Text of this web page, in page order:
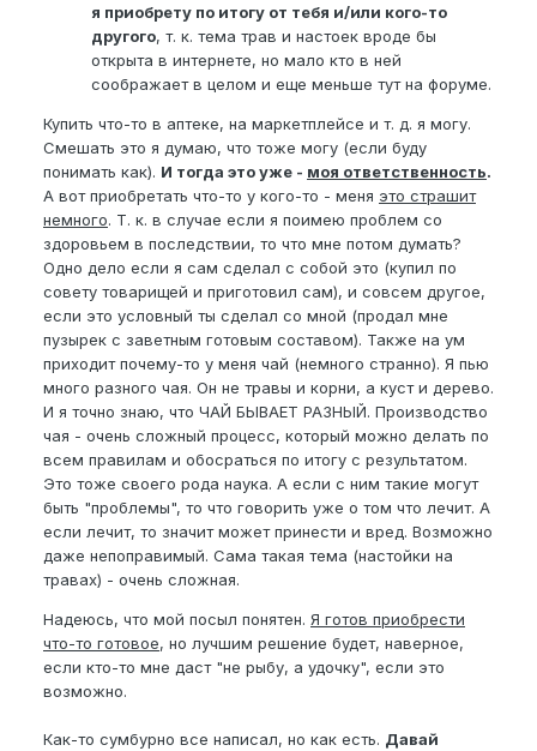
я приобрету по итогу от тебя и/или кого-то
другого, т. к. тема трав и настоек вроде бы
открыта в интернете, но мало кто в ней
соображает в целом и еще меньше тут на форуме.
Купить что-то в аптеке, на маркетплейсе и т. д. я могу.
Смешать это я думаю, что тоже могу (если буду
понимать как). И тогда это уже - моя ответственность.
А вот приобретать что-то у кого-то - меня это страшит
немного. Т. к. в случае если я поимею проблем со
здоровьем в последствии, то что мне потом думать?
Одно дело если я сам сделал с собой это (купил по
совету товарищей и приготовил сам), и совсем другое,
если это условный ты сделал со мной (продал мне
пузырек с заветным готовым составом). Также на ум
приходит почему-то у меня чай (немного странно). Я пью
много разного чая. Он не травы и корни, а куст и дерево.
И я точно знаю, что ЧАЙ БЫВАЕТ РАЗНЫЙ. Производство
чая - очень сложный процесс, который можно делать по
всем правилам и обосраться по итогу с результатом.
Это тоже своего рода наука. А если с ним такие могут
быть "проблемы", то что говорить уже о том что лечит. А
если лечит, то значит может принести и вред. Возможно
даже непоправимый. Сама такая тема (настойки на
травах) - очень сложная.
Надеюсь, что мой посыл понятен. Я готов приобрести
что-то готовое, но лучшим решение будет, наверное,
если кто-то мне даст "не рыбу, а удочку", если это
возможно.
Как-то сумбурно все написал, но как есть. Давай